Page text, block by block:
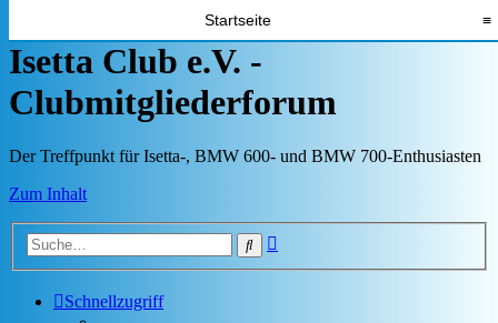
Startseite ≡
Isetta Club e.V. -
Clubmitgliederforum
Der Treffpunkt für Isetta-, BMW 600- und BMW 700-Enthusiasten
Zum Inhalt
Suche
Schnellzugriff